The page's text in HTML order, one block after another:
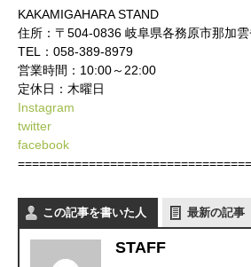
KAKAMIGAHARA STAND
住所：〒504-0836 岐阜県各務原市那加雲
TEL：058-389-8979
営業時間：10:00～22:00
定休日：木曜日
Instagram
twitter
facebook
この記事を書いた人 最新の記事
STAFF